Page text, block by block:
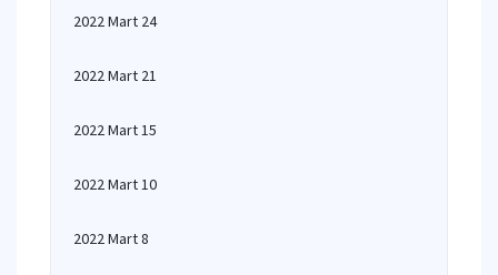
2022 Mart 24
2022 Mart 21
2022 Mart 15
2022 Mart 10
2022 Mart 8